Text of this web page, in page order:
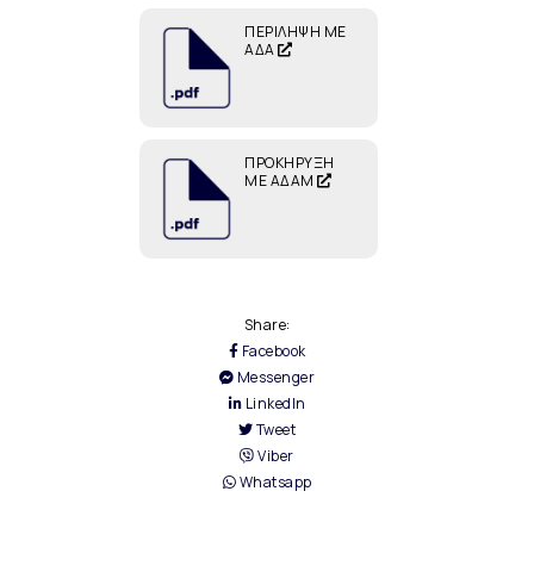
ΠΕΡΙΛΗΨΗ ΜΕ
ΑΔΑ
ΠΡΟΚΗΡΥΞΗ
ΜΕ ΑΔΑΜ
Share:
Facebook
Messenger
LinkedIn
Tweet
Viber
Whatsapp